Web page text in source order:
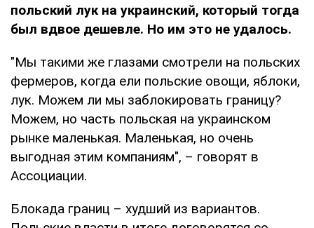
польский лук на украинский, который тогда
был вдвое дешевле. Но им это не удалось.
"Мы такими же глазами смотрели на польских
фермеров, когда ели польские овощи, яблоки,
лук. Можем ли мы заблокировать границу?
Можем, но часть польская на украинском
рынке маленькая. Маленькая, но очень
выгодная этим компаниям", – говорят в
Ассоциации.
Блокада границ – худший из вариантов.